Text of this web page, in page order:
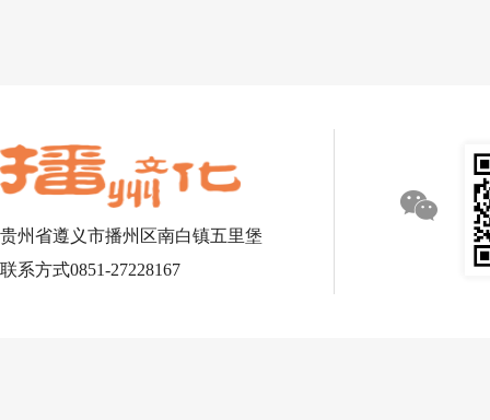
贵州省遵义市播州区南白镇五里堡
联系方式0851-27228167